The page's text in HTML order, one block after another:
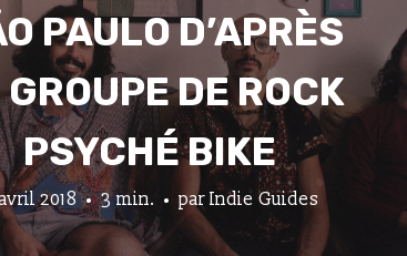
PAULO D’APRÈS
DE ROCK
PSYCHÉ BIKE
2018 3 min. parIndie Guides